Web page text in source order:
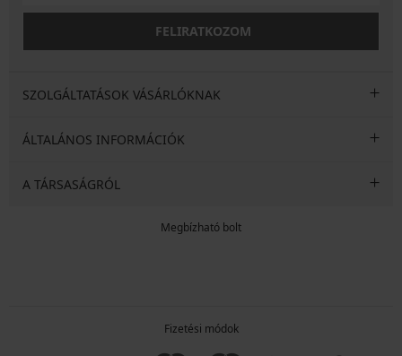
FELIRATKOZOM
SZOLGÁLTATÁSOK VÁSÁRLÓKNAK
ÁLTALÁNOS INFORMÁCIÓK
A TÁRSASÁGRÓL
Megbízható bolt
Fizetési módok